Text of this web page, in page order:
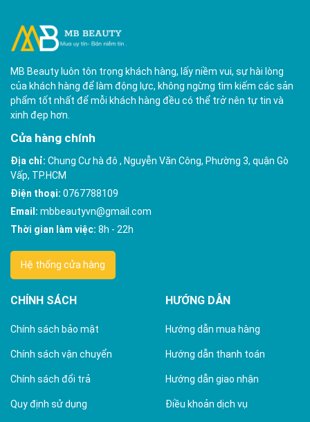
MB Beauty luôn tôn trọng khách hàng, lấy niềm vui, sự hài lòng
của khách hàng để làm động lực, không ngừng tìm kiếm các sản
phẩm tốt nhất để mỗi khách hàng đều có thể trở nên tự tin và
xinh đẹp hơn.
Cửa hàng chính
Địa chỉ: Chung Cư hà đô , Nguyễn Văn Công, Phường 3, quận Gò
Vấp, TP.HCM
Điện thoại: 0767788109
Email: mbbeautyvn@gmail.com
Thời gian làm việc: 8h - 22h
Hệ thống cửa hàng
CHÍNH SÁCH
Chính sách bảo mật
Chính sách vận chuyển
Chính sách đổi trả
Quy định sử dụng
HƯỚNG DẪN
Hướng dẫn mua hàng
Hướng dẫn thanh toán
Hướng dẫn giao nhận
Điều khoản dịch vụ